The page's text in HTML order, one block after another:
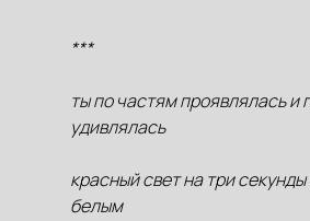
***
ты по частям проявлялась и
удивлялась
красный свет на три
белым